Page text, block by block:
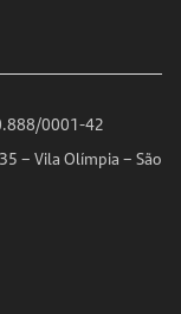
0001-42
– Vila Olímpia – São